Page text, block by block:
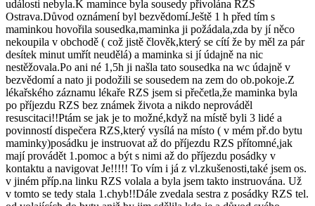
události nebyla.K mamince byla sousedy přivolána RZS
Ostrava.Důvod oznámení byl bezvědomí.Ještě 1 h před tím s
maminkou hovořila sousedka,maminka ji požádala,zda by jí něco
nekoupila v obchodě ( což jistě člověk,který se cítí že by měl za pár
desítek minut umřít neudělá) a maminka si jí údajně na nic
nestěžovala.Po ani né 1,5h ji našla tato sousedka na wc údajně v
bezvědomí a nato ji podožili se sousedem na zem do ob.pokoje.Z
lékařského záznamu lékaře RZS jsem si přečetla,že maminka byla
po příjezdu RZS bez známek života a nikdo neprováděl
resuscitaci!!Ptám se jak je to možné,když na místě byli 3 lidé a
povinností dispečera RZS,který vysílá na místo ( v mém př.do bytu
maminky)posádku je instruovat až do příjezdu RZS přítomné,jak
mají provádět 1.pomoc a být s nimi až do příjezdu posádky v
kontaktu a navigovat Je!!!!! To vím i já z vl.zkušenosti,také jsem os.
v jiném příp.na linku RZS volala a byla jsem takto instruována. Už
v tomto se tedy stala 1.chyb!!Dále zvedala sestra z posádky RZS tel.